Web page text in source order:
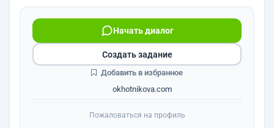
Начать диалог
okhotnikova.com
Создать задание
Добавить в избранное
Пожаловаться на профиль